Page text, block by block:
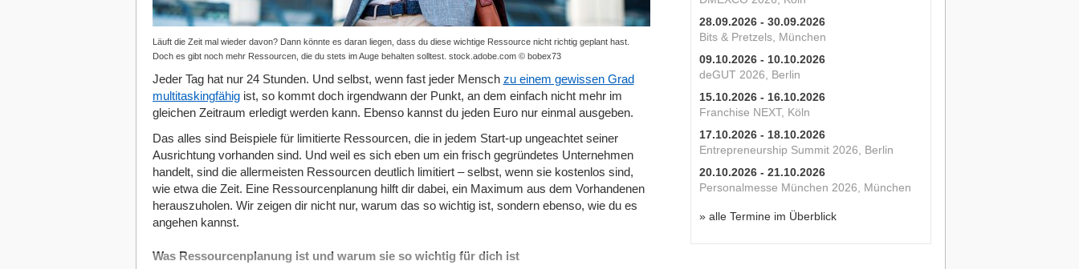
28.09.2026 - 30.09.2026
Bits & Pretzels, München
09.10.2026 - 10.10.2026
deGUT 2026, Berlin
15.10.2026 - 16.10.2026
Franchise NEXT, Köln
17.10.2026 - 18.10.2026
Entrepreneurship Summit 2026, Berlin
20.10.2026 - 21.10.2026
Personalmesse München 2026, München
» alle Termine im Überblick
Läuft die Zeit mal wieder davon? Dann könnte es daran liegen, dass du diese wichtige Ressource nicht richtig geplant hast.
Doch es gibt noch mehr Ressourcen, die du stets im Auge behalten solltest. stock.adobe.com © bobex73
Jeder Tag hat nur 24 Stunden. Und selbst, wenn fast jeder Mensch zu einem gewissen Grad
multitaskingfähigist, so kommt doch irgendwann der Punkt, an dem einfach nicht mehr im
gleichen Zeitraum erledigt werden kann. Ebenso kannst du jeden Euro nur einmal ausgeben.
Das alles sind Beispiele für limitierte Ressourcen, die in jedem Start-up ungeachtet seiner
Ausrichtung vorhanden sind. Und weil es sich eben um ein frisch gegründetes Unternehmen
handelt, sind die allermeisten Ressourcen deutlich limitiert – selbst, wenn sie kostenlos sind,
wie etwa die Zeit. Eine Ressourcenplanung hilft dir dabei, ein Maximum aus dem Vorhandenen
herauszuholen. Wir zeigen dir nicht nur, warum das so wichtig ist, sondern ebenso, wie du es
angehen kannst.
Was Ressourcenplanung ist und warum sie so wichtig für dich ist